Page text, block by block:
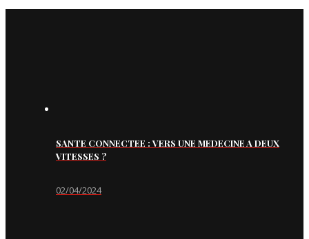
SANTE CONNECTEE : VERS UNE MEDECINE A DEUX
VITESSES ?
02/04/2024